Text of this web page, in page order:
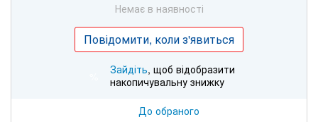
Немає в наявності
Повідомити, коли з'явиться
Зайдіть, щоб відобразити
накопичувальну знижку
До обраного